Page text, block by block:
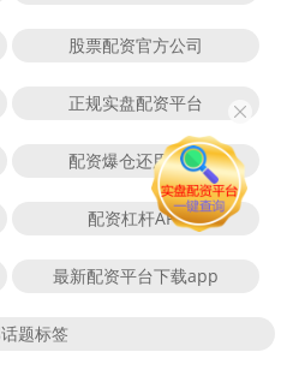
股票配资官方公司
正规实盘配资平台
配资爆仓还用还吗
配资杠杆APP
最新配资平台下载app
题标签